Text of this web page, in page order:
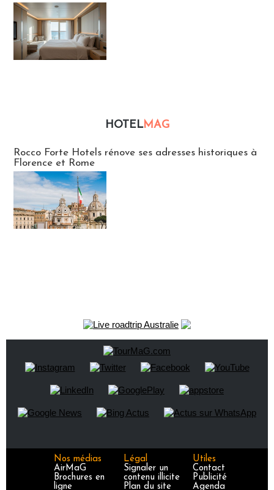
HOTELMAG
Rocco Forte Hotels rénove ses adresses historiques à
Florence et Rome
Nos médias
AirMaG
Brochures en
ligne
Légal
Signaler un
contenu illicite
Plan du site
Utiles
Contact
Publicité
Agenda